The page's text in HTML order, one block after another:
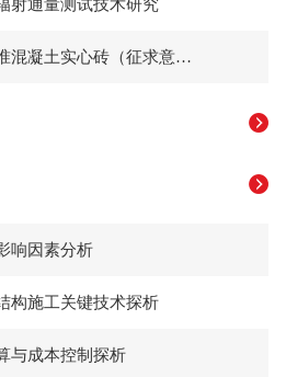
射通量测试技术研究
中华人民共和国国家标准混凝土实心砖（征求意见稿）
响因素分析
构施工关键技术探析
与成本控制探析